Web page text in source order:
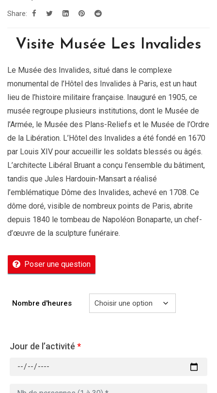
Share:
Visite Musée Les Invalides
Le Musée des Invalides, situé dans le complexe
monumental de l’Hôtel des Invalides à Paris, est un haut
lieu de l’histoire militaire française. Inauguré en 1905, ce
musée regroupe plusieurs institutions, dont le Musée de
l’Armée, le Musée des Plans-Reliefs et le Musée de l’Ordre
de la Libération. L’Hôtel des Invalides a été fondé en 1670
par Louis XIV pour accueillir les soldats blessés ou âgés.
L’architecte Libéral Bruant a conçu l’ensemble du bâtiment,
tandis que Jules Hardouin-Mansart a réalisé
l’emblématique Dôme des Invalides, achevé en 1708. Ce
dôme doré, visible de nombreux points de Paris, abrite
depuis 1840 le tombeau de Napoléon Bonaparte, un chef-
d’œuvre de la sculpture funéraire.
Poser une question
Nombre d'heures
Jour de l’activité *